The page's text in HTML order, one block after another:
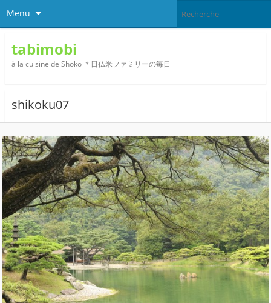
Menu
tabimobi
à la cuisine de Shoko ＊日仏米ファミリーの毎日
shikoku07